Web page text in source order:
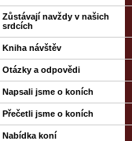
Zůstávají navždy v našich
srdcích
Kniha návštěv
Otázky a odpovědi
Napsali jsme o koních
Přečetli jsme o koních
Nabídka koní